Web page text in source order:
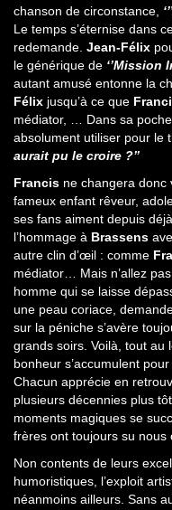
chanson de circonstance,
Le temps s’éternise dans
redemande. Jean-Félix
le générique de ‘’Mission
autant amusé entonne la
Félix jusqu’à ce que
médiator, … Dans sa
absolument utiliser pour le
aurait pu le croire ?’’
Francis ne changera donc
fameux enfant rêveur,
ses fans aiment depuis
l’hommage à Brassens
autre clin d’œil : comme
médiator… Mais n’allez
homme qui se laisse
une peau coriace,
sur la péniche s’avère
grands soirs. Voilà, tout au
bonheur s’accumulent
Chacun apprécie en
plusieurs décennies plus
moments magiques se
frères ont toujours su nous
Non contents de leurs
humoristiques, l’exploit
néanmoins ailleurs. Sans